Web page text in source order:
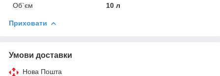
Об`єм
10 л
Приховати
Умови доставки
Нова Пошта